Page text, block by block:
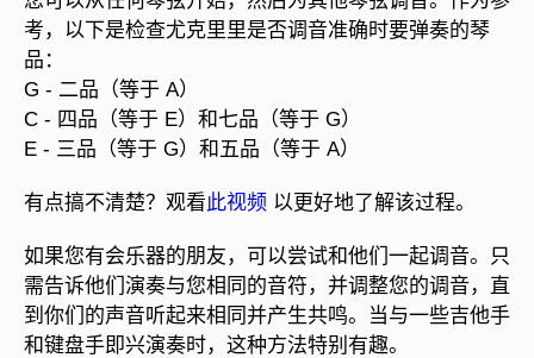
考，以下是检查尤克里里是否调音准确时要弹奏的琴
品：
G - 二品（等于 A）
C - 四品（等于 E）和七品（等于 G）
E - 三品（等于 G）和五品（等于 A）
有点搞不清楚？观看此视频 以更好地了解该过程。
如果您有会乐器的朋友，可以尝试和他们一起调音。只
需告诉他们演奏与您相同的音符，并调整您的调音，直
到你们的声音听起来相同并产生共鸣。当与一些吉他手
和键盘手即兴演奏时，这种方法特别有趣。